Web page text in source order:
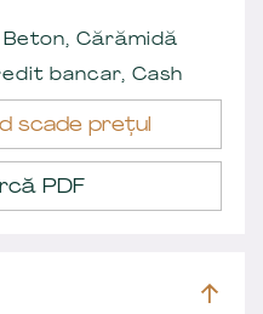
Beton, Cărămidă
bancar, Cash
scade prețul
PDF